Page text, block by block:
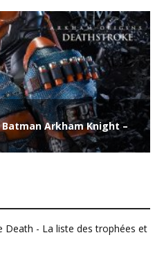
Death - La liste des trophées et